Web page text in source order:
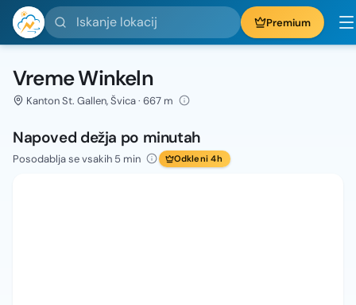
Iskanje lokacij Premium
Vreme Winkeln
Kanton St. Gallen, Švica · 667 m
Napoved dežja po minutah
Posodablja se vsakih 5 min Odkleni 4h